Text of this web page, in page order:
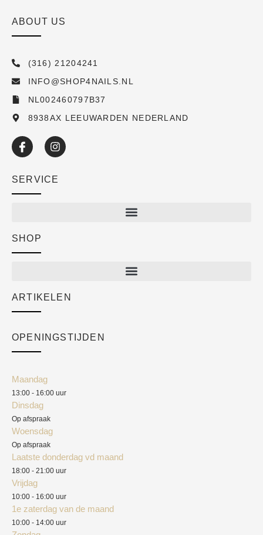
ABOUT US
(316) 21204241
INFO@SHOP4NAILS.NL
NL002460797B37
8938AX LEEUWARDEN NEDERLAND
SERVICE
Academy
SHOP
ARTIKELEN
OPENINGSTIJDEN
Maandag
13:00 - 16:00 uur
Dinsdag
Op afspraak
Woensdag
Op afspraak
Laatste donderdag vd maand
18:00 - 21:00 uur
Vrijdag
10:00 - 16:00 uur
1e zaterdag van de maand
10:00 - 14:00 uur